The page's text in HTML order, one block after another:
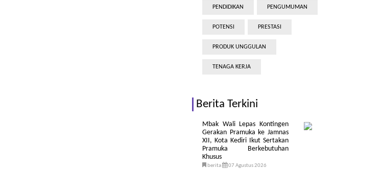
PENDIDIKAN PENGUMUMAN
POTENSI PRESTASI
PRODUK UNGGULAN
TENAGA KERJA
Berita Terkini
Mbak Wali Lepas Kontingen
Gerakan Pramuka ke Jamnas
XII, Kota Kediri Ikut Sertakan
Pramuka Berkebutuhan
Khusus
berita 07 Agustus 2026